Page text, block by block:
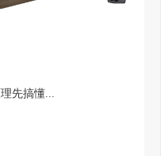
先搞懂...